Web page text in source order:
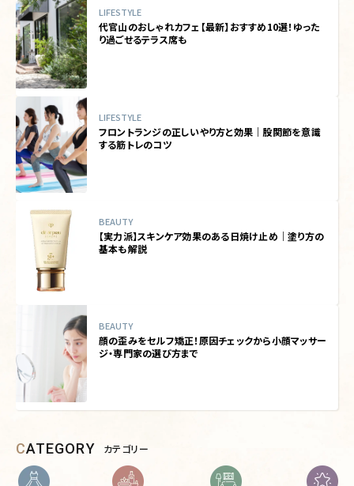
LIFESTYLE
代官山のおしゃれカフェ【最新】おすすめ10選！ゆった
り過ごせるテラス席も
LIFESTYLE
フロントランジの正しいやり方と効果｜股関節を意識
する筋トレのコツ
BEAUTY
【実力派】スキンケア効果のある日焼け止め｜塗り方の
基本も解説
BEAUTY
顔の歪みをセルフ矯正！原因チェックから小顔マッサー
ジ・専門家の選び方まで
CATEGORY カテゴリー